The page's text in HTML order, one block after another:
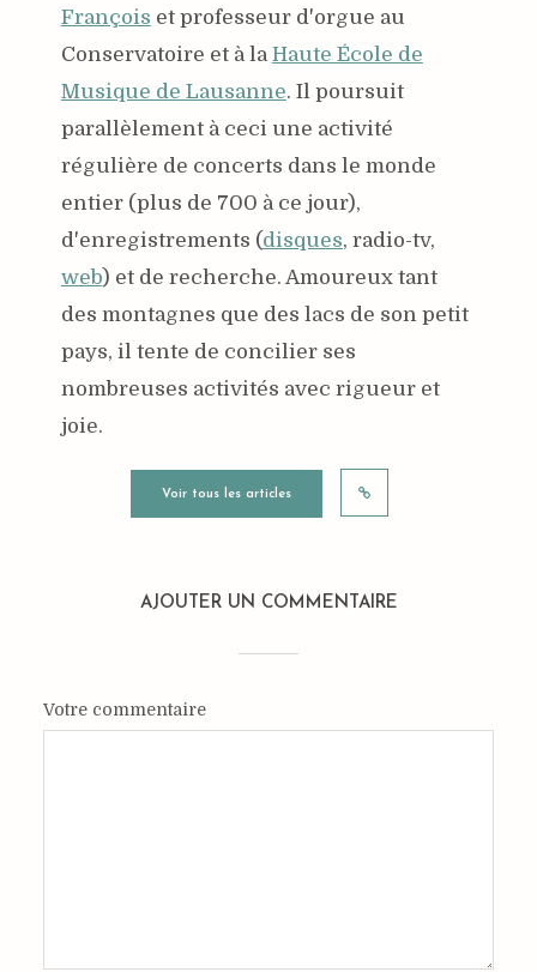
François et professeur d'orgue au
Conservatoire et à laHaute École de
Musique de Lausanne. Il poursuit
parallèlement à ceci une activité
régulière de concerts dans le monde
entier (plus de 700 à ce jour),
d'enregistrements (disques, radio-tv,
web) et de recherche. Amoureux tant
des montagnes que des lacs de son petit
pays, il tente de concilier ses
nombreuses activités avec rigueur et
joie.
Voir tous les articles
AJOUTER UN COMMENTAIRE
Votre commentaire